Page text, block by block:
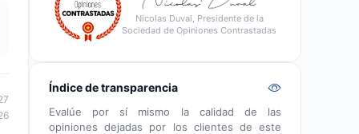
Nicolas Duval, Presidente de la
Sociedad de Opiniones Contrastadas
Índice de transparencia
Evalúe por sí mismo la calidad de las
opiniones dejadas por los clientes de este